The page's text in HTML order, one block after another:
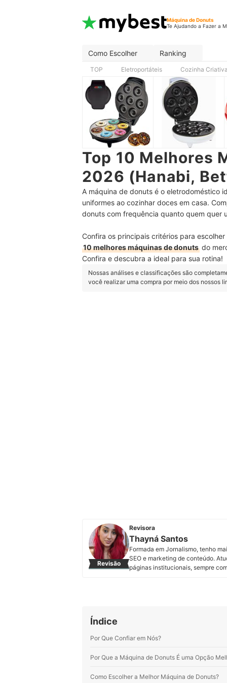
Máquina de Donuts
Te Ajudando a Fazer a
Como Escolher Ranking
TOP Eletroportáteis Cozinha Criativa
Top 10 Melhores
2026 (Hanabi,
A máquina de donuts é o eletrodoméstico
uniformes ao cozinhar doces em casa.
donuts com frequência quanto quem quer
Confira os principais critérios para
10 melhores máquinas de donuts do
Confira e descubra a ideal para sua rotina!
Nossas análises e classificações são
você realizar uma compra por meio dos nossos
Revisão
Revisora
Thayná Santos
Formada em Jornalismo, tenho
SEO e marketing de conteúdo.
páginas institucionais, sempre
Índice
Por Que Confiar em Nós?
Por Que a Máquina de Donuts É uma Opção
Como Escolher a Melhor Máquina de Donuts?